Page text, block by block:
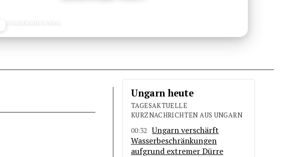
Ungarn heute
TAGESAKTUELLE
KURZNACHRICHTEN AUS UNGARN
00:32
Ungarn verschärft
Wasserbeschränkungen
aufgrund extremer Dürre